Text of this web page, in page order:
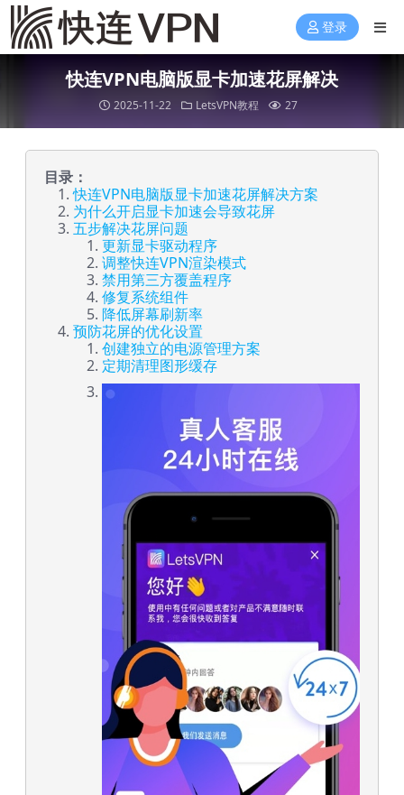
登录
快连VPN电脑版显卡加速花屏解决
2025-11-22 LetsVPN教程 27
目录：
快连VPN电脑版显卡加速花屏解决方案
为什么开启显卡加速会导致花屏
五步解决花屏问题
更新显卡驱动程序
调整快连VPN渲染模式
禁用第三方覆盖程序
修复系统组件
降低屏幕刷新率
预防花屏的优化设置
创建独立的电源管理方案
定期清理图形缓存